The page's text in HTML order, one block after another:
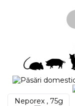
Neporex , 75g